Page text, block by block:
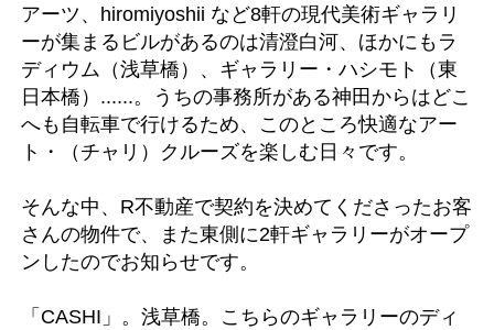
アーツ、hiromiyoshii など8軒の現代美術ギャラリ
ーが集まるビルがあるのは清澄白河、ほかにもラ
ディウム（浅草橋）、ギャラリー・ハシモト（東
日本橋）......。うちの事務所がある神田からはどこ
へも自転車で行けるため、このところ快適なアー
ト・（チャリ）クルーズを楽しむ日々です。
そんな中、R不動産で契約を決めてくださったお客
さんの物件で、また東側に2軒ギャラリーがオープ
ンしたのでお知らせです。
「CASHI」。浅草橋。こちらのギャラリーのディ